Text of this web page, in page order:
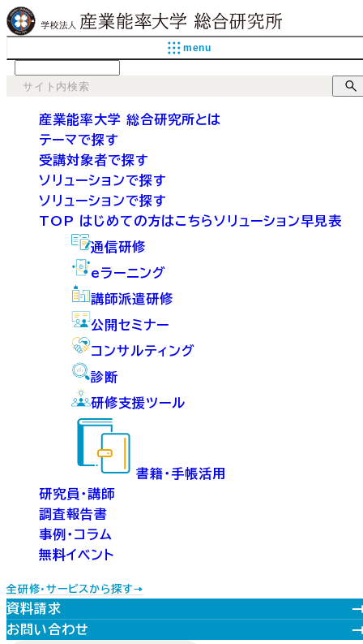
menu
産業能率大学 総合研究所とは
テーマで探す
受講対象者で探す
ソリューションで探す
ソリューションで探す
TOP はじめての方はこちらソリューション早見表
通信研修
eラーニング
講師派遣研修
公開セミナー
コンサルティング
診断
研修支援ツール
書籍・手帳活用
研究員・講師
調査報告書
事例・コラム
無料イベント
全研修・サービスから探す
資料請求
お問い合わせ